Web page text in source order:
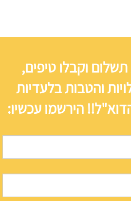
וקבלו טיפים,
והטבות בלעדיות
הירשמו עכשיו: